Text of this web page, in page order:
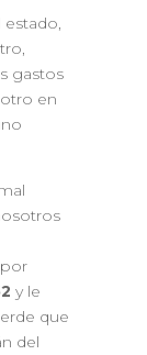
gastos
en
y le
que
del